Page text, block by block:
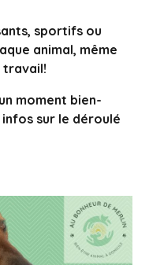
sportifs ou
animal, même
travail!
moment bien-
sur le déroulé